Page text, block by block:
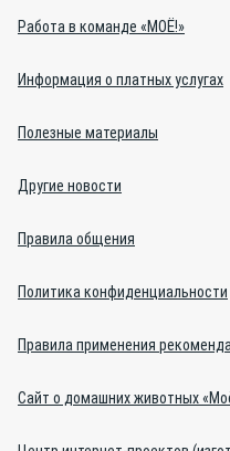
Работа в команде «МОЁ!»
Информация о платных услугах
Полезные материалы
Другие новости
Правила общения
Политика конфиденциальности
Правила применения
Сайт о домашних животных